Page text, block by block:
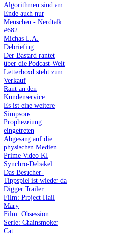
Algorithmen sind am
Ende auch nur
Menschen - Nerdtalk
#682
Michas L.A.
Debriefing
Der Bastard rantet
über die Podcast-Welt
Letterboxd steht zum
Verkauf
Rant an den
Kundenservice
Es ist eine weitere
Simpsons
Prophezeiung
eingetreten
Abgesang auf die
physischen Medien
Prime Video KI
Synchro-Debakel
Das Besucher-
Tippspiel ist wieder da
Digger Trailer
Film: Project Hail
Mary
Film: Obsession
Serie: Chainsmoker
Cat